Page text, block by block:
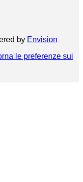
by Envision
le preferenze sui